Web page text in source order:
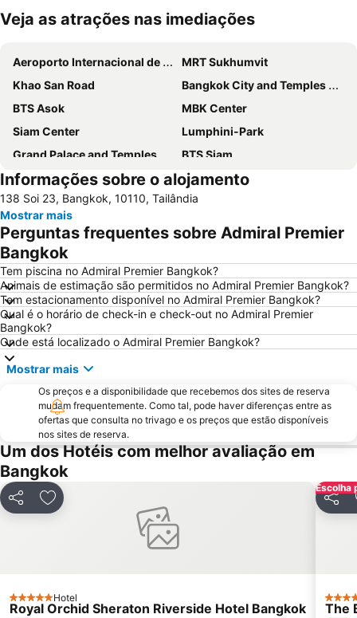
Ampliar mapa
Veja as atrações nas imediações
Aeroporto Internacional de Suvarnabhumi
MRT Sukhumvit
Khao San Road
Bangkok City and Temples Tour
BTS Asok
MBK Center
Siam Center
Lumphini-Park
Grand Palace and Temples and City Tour
BTS Siam
BTS Phaya Thai
BTS Nana
The Platinum Fashion
Yaowarat
Bangkok's Grand Palace Complex and Wat Phra Kaew
Aeroporto Don Mueang
Central World Plaza
Chatuchak Market
Grande Palácio Phra Borom
Wat Arun
Chao Phraya River and Bangkok Waterways Cruise including Wat Arun
BTS Ekkamai
BTS Ratchathewi
MRT Bang Rak Yai
BTS Phrom Phong
MRT Si Lom
Bangkok Port
Ramkhamhaeng
WEDDING EXPO
THAILAND INTERNATIONAL MOTOR EXPO
BTS Ari
BTS Ratchadamri
Baiyoke Tower II
Siam Paragon
FOOD FESTIVAL
Informações sobre o alojamento
138 Soi 23, Bangkok, 10110, Tailândia
Mostrar mais
Perguntas frequentes sobre Admiral Premier
Bangkok
Tem piscina no Admiral Premier Bangkok?
Animais de estimação são permitidos no Admiral Premier Bangkok?
Tem estacionamento disponível no Admiral Premier Bangkok?
Qual é o horário de check-in e check-out no Admiral Premier
Bangkok?
Onde está localizado o Admiral Premier Bangkok?
Mostrar mais
Os preços e a disponibilidade que recebemos dos sites de reserva
mudam frequentemente. Como tal, pode haver diferenças entre as
ofertas que consulta no trivago e os preços que estão disponíveis
nos sites de reserva.
Um dos Hotéis com melhor avaliação em
Bangkok
PartilharAdicionar aos favoritos
5 EstrelasHotel
Royal Orchid Sheraton Riverside Hotel Bangkok
Escolha
5
The